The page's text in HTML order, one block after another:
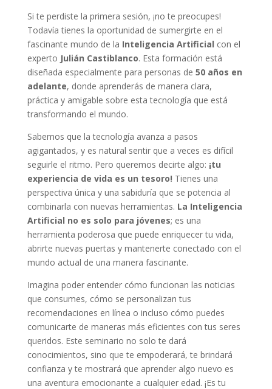
Si te perdiste la primera sesión, ¡no te preocupes!
Todavía tienes la oportunidad de sumergirte en el
fascinante mundo de la Inteligencia Artificial con el
experto Julián Castiblanco. Esta formación está
diseñada especialmente para personas de 50 años en
adelante, donde aprenderás de manera clara,
práctica y amigable sobre esta tecnología que está
transformando el mundo.
Sabemos que la tecnología avanza a pasos
agigantados, y es natural sentir que a veces es difícil
seguirle el ritmo. Pero queremos decirte algo: ¡tu
experiencia de vida es un tesoro! Tienes una
perspectiva única y una sabiduría que se potencia al
combinarla con nuevas herramientas. La Inteligencia
Artificial no es solo para jóvenes; es una
herramienta poderosa que puede enriquecer tu vida,
abrirte nuevas puertas y mantenerte conectado con el
mundo actual de una manera fascinante.
Imagina poder entender cómo funcionan las noticias
que consumes, cómo se personalizan tus
recomendaciones en línea o incluso cómo puedes
comunicarte de maneras más eficientes con tus seres
queridos. Este seminario no solo te dará
conocimientos, sino que te empoderará, te brindará
confianza y te mostrará que aprender algo nuevo es
una aventura emocionante a cualquier edad. ¡Es tu